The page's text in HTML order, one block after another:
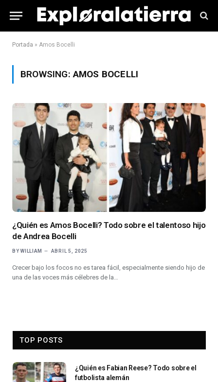
Portada » Amos Bocelli
BROWSING:AMOS BOCELLI
¿Quién es Amos Bocelli? Todo sobre el talentoso hijo
de Andrea Bocelli
BY WILLIAM ABRIL 5, 2025
Crecer bajo los focos no es tarea fácil, especialmente siendo hijo de
una de las voces más célebres de la…
TOP POSTS
¿Quién es Fabian Reese? Todo sobre el
futbolista alemán